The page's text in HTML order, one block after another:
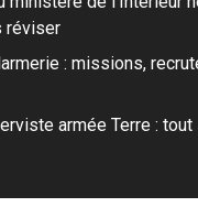
réviser
: missions,
armée Terre : tout